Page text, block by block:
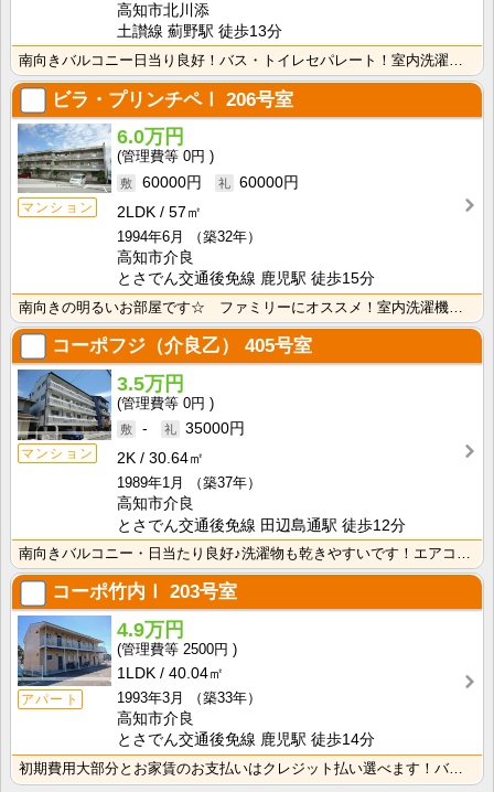
高知市北川添
土讃線 薊野駅 徒歩13分
ビラ・プリンチペⅠ 206号室
マンション
6.0万円
0円
60000円
60000円
2LDK
57㎡
1994年6月
（築32年）
高知市介良
とさでん交通後免線 鹿児駅 徒歩15分
コーポフジ（介良乙） 405号室
マンション
3.5万円
0円
-
35000円
2K
30.64㎡
1989年1月
（築37年）
高知市介良
とさでん交通後免線 田辺島通駅 徒歩12分
南向きバルコニー・日当たり良好♪洗濯物も乾きやすいです！エアコン付きなので暑い夏でも安心！ドアカード･･･
コーポ竹内Ⅰ 203号室
アパート
4.9万円
2500円
1LDK
40.04㎡
1993年3月
（築33年）
高知市介良
とさでん交通後免線 鹿児駅 徒歩14分
初期費用大部分とお家賃のお支払いはクレジット払い選べます！バス・トイレ別なので、ゆったり湯船に浸かれ･･･